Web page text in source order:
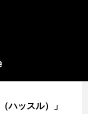
ハッスル）」